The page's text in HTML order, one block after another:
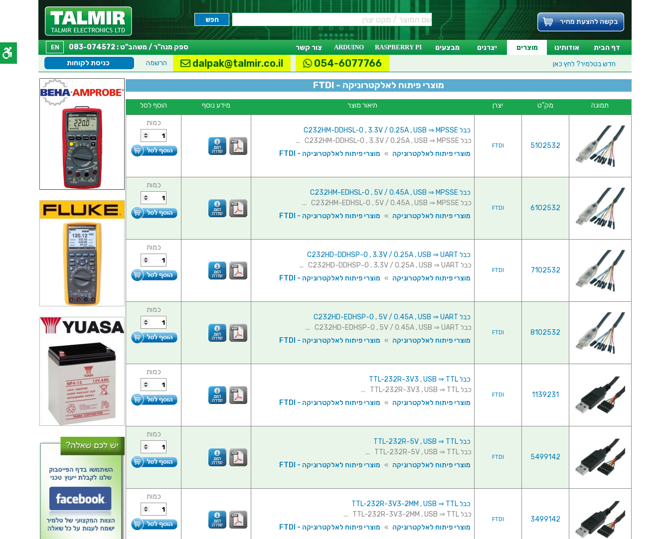
בקשה להצעת מחיר
דף הבית אודותינו מוצרים יצרנים מבצעים RASPBERRY PI
ARDUINO צור קשר EN
ספק מנה"ר / משהב"ט : 083-074572
חדש בטלמיר? לחץ כאן כניסת לקוחות הרשמה dalpak@talmir.co.il 054-6077766
מוצרי פיתוח לאלקטרוניקה - FTDI
תמונה מק"ט יצרן תיאור מוצר מידע נוסף הוסף לסל
5102532
FTDI
כבל C232HM-DDHSL-0 , 3.3V / 0.25A , USB ⇒ MPSSE
כבל C232HM-DDHSL-0 , 3.3V / 0.25A , USB ⇒ MPSSE ...
מוצרי פיתוח לאלקטרוניקה » מוצרי פיתוח לאלקטרוניקה - FTDI
כמות
6102532
FTDI
כבל C232HM-EDHSL-0 , 5V / 0.45A , USB ⇒ MPSSE
כבל C232HM-EDHSL-0 , 5V / 0.45A , USB ⇒ MPSSE ...
מוצרי פיתוח לאלקטרוניקה » מוצרי פיתוח לאלקטרוניקה - FTDI
כמות
7102532
FTDI
כבל C232HD-DDHSP-0 , 3.3V / 0.25A , USB ⇒ UART
כבל C232HD-DDHSP-0 , 3.3V / 0.25A , USB ⇒ UART ...
מוצרי פיתוח לאלקטרוניקה » מוצרי פיתוח לאלקטרוניקה - FTDI
כמות
8102532
FTDI
כבל C232HD-EDHSP-0 , 5V / 0.45A , USB ⇒ UART
כבל C232HD-EDHSP-0 , 5V / 0.45A , USB ⇒ UART ...
מוצרי פיתוח לאלקטרוניקה » מוצרי פיתוח לאלקטרוניקה - FTDI
כמות
1139231
FTDI
כבל TTL-232R-3V3 , USB ⇒ TTL
כבל TTL-232R-3V3 , USB ⇒ TTL ...
מוצרי פיתוח לאלקטרוניקה » מוצרי פיתוח לאלקטרוניקה - FTDI
כמות
5499142
FTDI
כבל TTL-232R-5V , USB ⇒ TTL
כבל TTL-232R-5V , USB ⇒ TTL ...
מוצרי פיתוח לאלקטרוניקה » מוצרי פיתוח לאלקטרוניקה - FTDI
כמות
3499142
FTDI
כבל TTL-232R-3V3-2MM , USB ⇒ TTL
כבל TTL-232R-3V3-2MM , USB ⇒ TTL ...
מוצרי פיתוח לאלקטרוניקה » מוצרי פיתוח לאלקטרוניקה - FTDI
כמות